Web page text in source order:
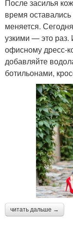
После засилья
время
меняется.
узкими — это раз.
офисному дресс-
добавляйте
ботильонами,
читать дальше →